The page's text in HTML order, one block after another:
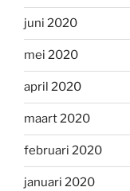
juni 2020
mei 2020
april 2020
maart 2020
februari 2020
januari 2020